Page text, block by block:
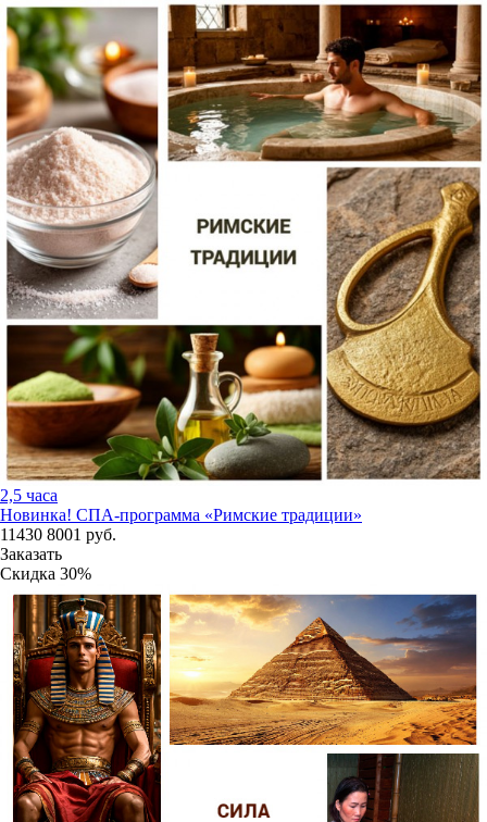
2,5 часа
Новинка! СПА-программа «Римские традиции»
11430 8001 руб.
Заказать
Скидка 30%